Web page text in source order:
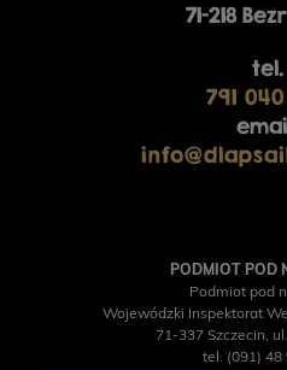
71-218
tel.
791
PODMIOT POD
Podmiot pod
Wojewódzki Inspektorat
71-337 Szczecin,
tel. (091) 48